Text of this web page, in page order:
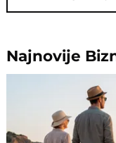
Najnovije